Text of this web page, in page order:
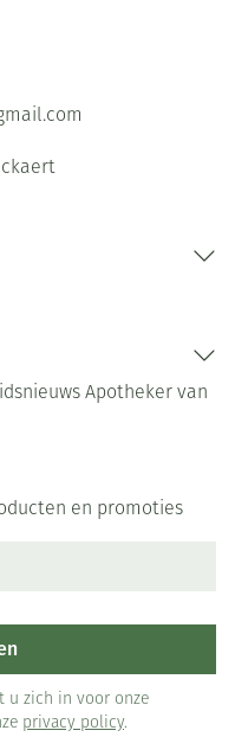
Apotheker van
en promoties
u zich in voor onze
privacy policy.